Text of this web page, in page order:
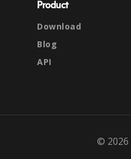
Product
Download
Blog
API
© 2026